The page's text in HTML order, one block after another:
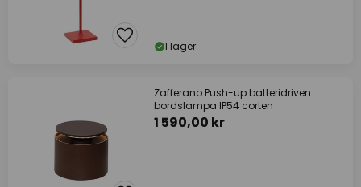
I lager
Zafferano Push-up batteridriven
bordslampa IP54 corten
1 590,00 kr